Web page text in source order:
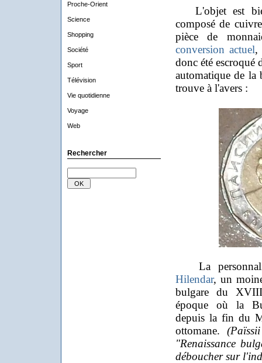
Proche-Orient
Science
Shopping
Société
Sport
Télévision
Vie quotidienne
Voyage
Web
Rechercher
L'objet est
composé de
pièce de
conversion actuel,
donc été escroqué
automatique de la
trouve à l'avers :
La
Hilendar, un
bulgare du
époque où la
depuis la fin du
ottomane.
"Renaissance
déboucher sur